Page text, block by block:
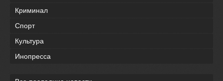
Криминал
Спорт
Культура
Инопресса